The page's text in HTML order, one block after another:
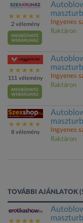
2 vélemény Ingyenes
Raktáron
111 vélemény
Ingyenes
Raktáron
8 vélemény Ingyenes
Raktáron
TOVÁBBI AJÁNLATOK